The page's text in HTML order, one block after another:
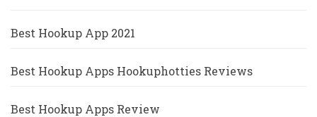
Best Hookup App 2021
Best Hookup Apps Hookuphotties Reviews
Best Hookup Apps Review